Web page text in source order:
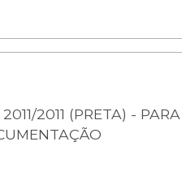
2011 (PRETA) - PARA